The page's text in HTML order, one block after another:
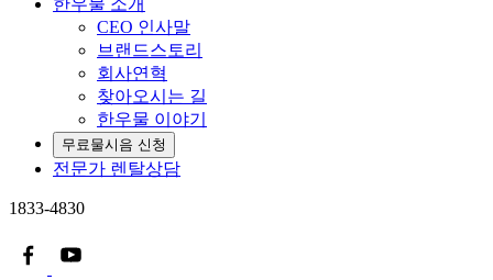
한우물 소개
CEO 인사말
브랜드스토리
회사연혁
찾아오시는 길
한우물 이야기
무료물시음 신청
전문가 렌탈상담
1833-4830